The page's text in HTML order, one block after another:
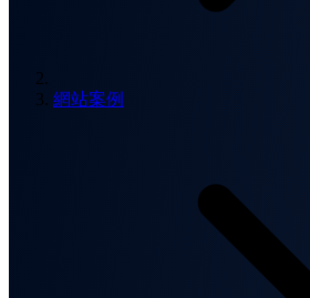
網站案例